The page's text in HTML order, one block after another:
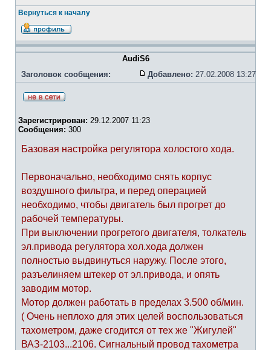
Вернуться к началу
AudiS6
Заголовок сообщения:
Добавлено: 27.02.2008 13:27
Зарегистрирован: 29.12.2007 11:23
Сообщения: 300
Базовая настройка регулятора холостого хода.
Первоначально, необходимо снять корпус
воздушного фильтра, и перед операцией
необходимо, чтобы двигатель был прогрет до
рабочей температуры.
При выключении прогретого двигателя, толкатель
эл.привода регулятора хол.хода должен
полностью выдвинуться наружу. После этого,
разъелиняем штекер от эл.привода, и опять
заводим мотор.
Мотор должен работать в пределах 3.500 об/мин.
( Очень неплохо для этих целей воспользоваться
тахометром, даже сгодится от тех же "Жигулей"
ВАЗ-2103...2106. Сигнальный провод тахометра